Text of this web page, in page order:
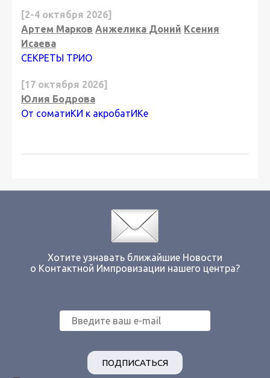
[2-4 октября 2026]
Артем Марков Анжелика Доний Ксения
Исаева
СЕКРЕТЫ ТРИО
[17 октября 2026]
Юлия Бодрова
От соматиКИ к акробатИКе
Хотите узнавать ближайшие Новости
о Контактной Импровизации нашего центра?
ПОДПИСАТЬСЯ